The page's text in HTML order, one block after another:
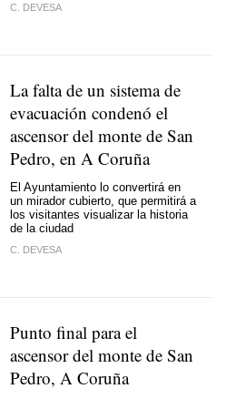
C. DEVESA
La falta de un sistema de
evacuación condenó el
ascensor del monte de San
Pedro, en A Coruña
El Ayuntamiento lo convertirá en
un mirador cubierto, que permitirá a
los visitantes visualizar la historia
de la ciudad
C. DEVESA
Punto final para el
ascensor del monte de San
Pedro, A Coruña